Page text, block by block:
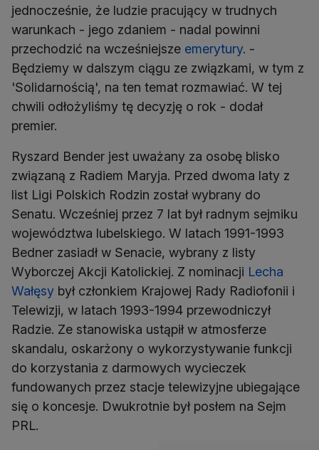
jednocześnie, że ludzie pracujący w trudnych
warunkach - jego zdaniem - nadal powinni
przechodzić na wcześniejsze emerytury. -
Będziemy w dalszym ciągu ze związkami, w tym z
'Solidarnością', na ten temat rozmawiać. W tej
chwili odłożyliśmy tę decyzję o rok - dodał
premier.
Ryszard Bender jest uważany za osobę blisko
związaną z Radiem Maryja. Przed dwoma laty z
list Ligi Polskich Rodzin został wybrany do
Senatu. Wcześniej przez 7 lat był radnym sejmiku
województwa lubelskiego. W latach 1991-1993
Bedner zasiadł w Senacie, wybrany z listy
Wyborczej Akcji Katolickiej. Z nominacji Lecha
Wałęsy był członkiem Krajowej Rady Radiofonii i
Telewizji, w latach 1993-1994 przewodniczył
Radzie. Ze stanowiska ustąpił w atmosferze
skandalu, oskarżony o wykorzystywanie funkcji
do korzystania z darmowych wycieczek
fundowanych przez stacje telewizyjne ubiegające
się o koncesje. Dwukrotnie był posłem na Sejm
PRL.